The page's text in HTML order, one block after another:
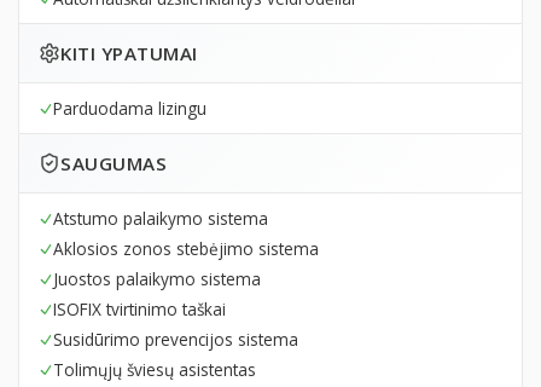
KITI YPATUMAI
Parduodama lizingu
SAUGUMAS
Atstumo palaikymo sistema
Aklosios zonos stebėjimo sistema
Juostos palaikymo sistema
ISOFIX tvirtinimo taškai
Susidūrimo prevencijos sistema
Tolimųjų šviesų asistentas